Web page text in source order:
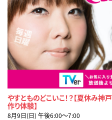
やすとものどこいこ！？【夏休み神
作り体験】
8月9日(日) 午後6:00〜7:00